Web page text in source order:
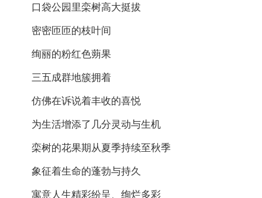
口袋公园里栾树高大挺拔
密密匝匝的枝叶间
绚丽的粉红色蒴果
三五成群地簇拥着
仿佛在诉说着丰收的喜悦
为生活增添了几分灵动与生机
栾树的花果期从夏季持续至秋季
象征着生命的蓬勃与持久
寓意人生精彩纷呈、绚烂多彩